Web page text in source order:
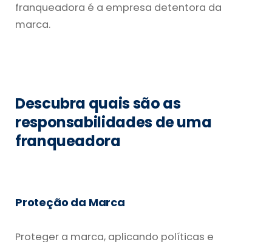
franqueadora é a empresa detentora da
marca.
Descubra quais são as
responsabilidades de uma
franqueadora
Proteção da Marca
Proteger a marca, aplicando políticas e